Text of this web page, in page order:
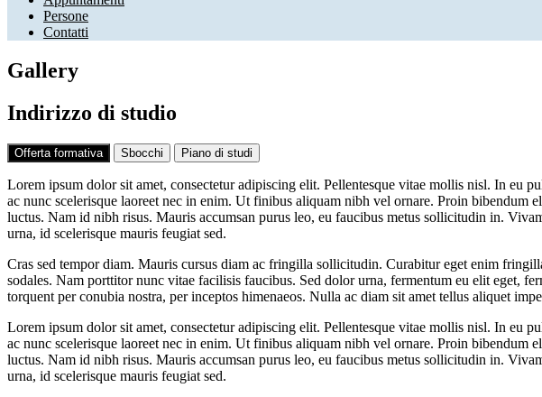
Persone
Contatti
Gallery
Indirizzo di studio
Offerta formativa Sbocchi Piano di studi
Lorem ipsum dolor sit amet, consectetur adipiscing elit. Pellentesque vitae mollis nisl. In eu
ac nunc scelerisque laoreet nec in enim. Ut finibus aliquam nibh vel ornare. Proin
luctus. Nam id nibh risus. Mauris accumsan purus leo, eu faucibus metus sollicitudin in.
urna, id scelerisque mauris feugiat sed.
Cras sed tempor diam. Mauris cursus diam ac fringilla sollicitudin. Curabitur eget enim
sodales. Nam porttitor nunc vitae facilisis faucibus. Sed dolor urna, fermentum eu elit eget,
torquent per conubia nostra, per inceptos himenaeos. Nulla ac diam sit amet tellus aliquet
Lorem ipsum dolor sit amet, consectetur adipiscing elit. Pellentesque vitae mollis nisl. In eu
ac nunc scelerisque laoreet nec in enim. Ut finibus aliquam nibh vel ornare. Proin
luctus. Nam id nibh risus. Mauris accumsan purus leo, eu faucibus metus sollicitudin in.
urna, id scelerisque mauris feugiat sed.